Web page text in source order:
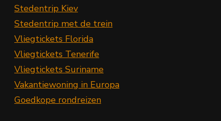
Stedentrip Kiev
Stedentrip met de trein
Vliegtickets Florida
Vliegtickets Tenerife
Vliegtickets Suriname
Vakantiewoning in Europa
Goedkope rondreizen